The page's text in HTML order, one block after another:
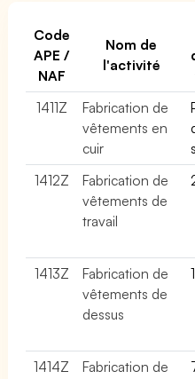
Code
APE /
NAF
Nom de
l'activité
1411Z
Fabrication de
vêtements en
cuir
1412Z
Fabrication de
vêtements de
travail
1413Z
Fabrication de
vêtements de
dessus
1414Z
Fabrication de